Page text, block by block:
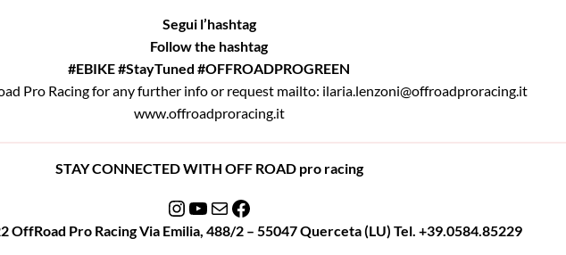
Segui l’hashtag
Follow the hashtag
#EBIKE#StayTuned #OFFROADPROGREEN
Pro Racing for any further info or request mailto: ilaria.lenzoni@offroadproracing.it
www.offroadproracing.it
STAY CONNECTED WITH OFF ROAD pro racing
Instagram
YouTube
EmailFacebook
OffRoad Pro Racing Via Emilia, 488/2 – 55047 Querceta (LU) Tel. +39.0584.85229